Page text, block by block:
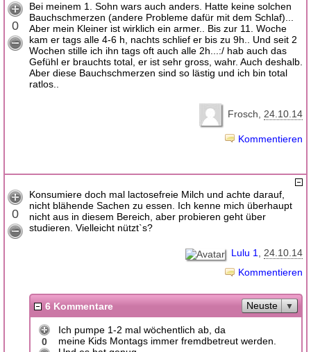
0
Bei meinem 1. Sohn wars auch anders. Hatte keine solchen
Bauchschmerzen (andere Probleme dafür mit dem Schlaf)...
Aber mein Kleiner ist wirklich ein armer.. Bis zur 11. Woche
kam er tags alle 4-6 h, nachts schlief er bis zu 9h.. Und seit 2
Wochen stille ich ihn tags oft auch alle 2h...:/ hab auch das
Gefühl er brauchts total, er ist sehr gross, wahr. Auch deshalb.
Aber diese Bauchschmerzen sind so lästig und ich bin total
ratlos..
Frosch 24.10.14
Kommentieren
0
Konsumiere doch mal lactosefreie Milch und achte darauf,
nicht blähende Sachen zu essen. Ich kenne mich überhaupt
nicht aus in diesem Bereich, aber probieren geht über
studieren. Vielleicht nützt`s?
Lulu 1 24.10.14
Kommentieren
6 Kommentare Neuste
0
Ich pumpe 1-2 mal wöchentlich ab, da
meine Kids Montags immer fremdbetreut werden.